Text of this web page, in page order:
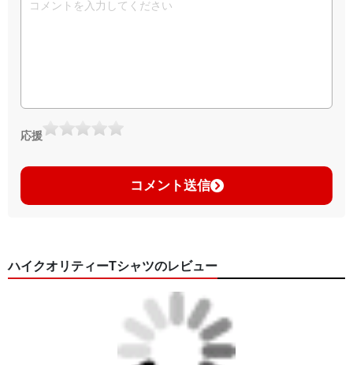
応援
コメント送信
ハイクオリティーTシャツのレビュー